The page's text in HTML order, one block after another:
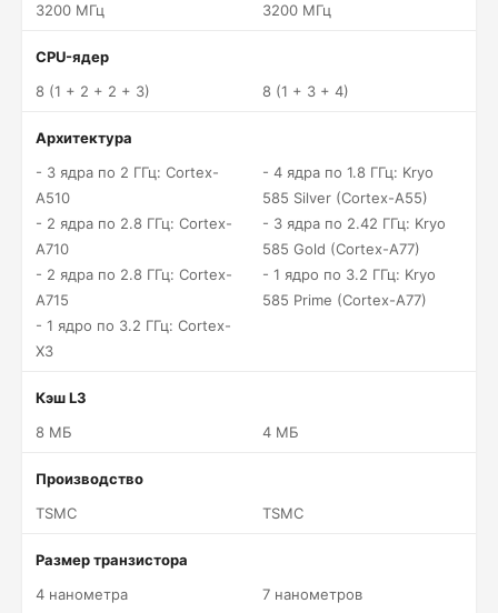
3200 МГц
3200 МГц
CPU-ядер
8 (1 + 2 + 2 + 3)
8 (1 + 3 + 4)
Архитектура
- 3 ядра по 2 ГГц: Cortex-
A510
- 2 ядра по 2.8 ГГц: Cortex-
A710
- 2 ядра по 2.8 ГГц: Cortex-
A715
- 1 ядро по 3.2 ГГц: Cortex-
X3
- 4 ядра по 1.8 ГГц: Kryo
585 Silver (Cortex-A55)
- 3 ядра по 2.42 ГГц: Kryo
585 Gold (Cortex-A77)
- 1 ядро по 3.2 ГГц: Kryo
585 Prime (Cortex-A77)
Кэш L3
8 МБ
4 МБ
Производство
TSMC
TSMC
Размер транзистора
4 нанометра
7 нанометров